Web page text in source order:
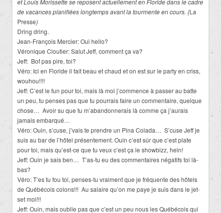
et Louis Morissette se reposent actuellement en Floride dans le cadre
de vacances planifiées longtemps avant la tourmente en cours. (La
Presse)
Dring dring.
Jean-François Mercier: Oui hello?
Véronique Cloutier: Salut Jeff, comment ça va?
Jeff: Bof pas pire, toi?
Véro: Ici en Floride il fait beau et chaud et on est sur le party en criss,
wouhou!!!!
Jeff: C’est le fun pour toi, mais là moi j’commence à passer au batte
un peu, tu penses pas que tu pourrais faire un commentaire, quelque
chose… Avoir su que tu m’abandonnerais là comme ça j’aurais
jamais embarqué…
Véro: Ouin, s’cuse, j’vais te prendre un Pina Colada… S’cuse Jeff je
suis au bar de l’hôtel présentement. Ouin c’est sûr que c’est plate
pour toi, mais qu’est-ce que tu veux c’est ça le showbizz, hein!
Jeff: Ouin je sais ben… T’as-tu eu des commentaires négatifs toi là-
bas?
Véro: T’es tu fou toi, penses-tu vraiment que je fréquente des hôtels
de Québécois colons!!! Au salaire qu’on me paye je suis dans le jet-
set moi!!!
Jeff: Ouin, mais oublie pas que c’est un peu nous les Québécois qui